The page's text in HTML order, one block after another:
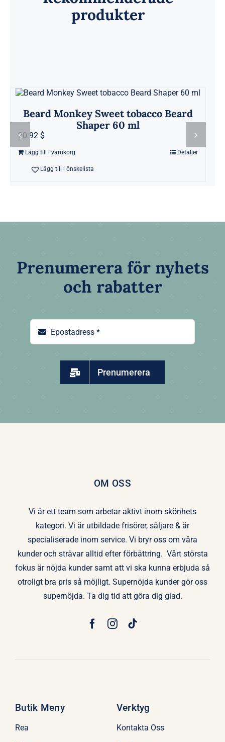
produkter
Beard Monkey Sweet tobacco Beard
Shaper 60 ml
20.92 $
Lägg till i varukorg Detaljer
Lägg till i önskelista
Prenumerera för nyhets
och rabatter
Prenumerera
OM OSS
Vi är ett team som arbetar aktivt inom skönhets
kategori. Vi är utbildade frisörer, säljare & är
specialiserade inom service. Vi bryr oss om våra
kunder och strävar alltid efter förbättring. Vårt största
fokus är nöjda kunder samt att vi ska kunna erbjuda så
otroligt bra pris så möjligt. Supernöjda kunder gör oss
supernöjda. Ta dig tid att göra dig glad.
Butik Meny
Rea
Verktyg
Kontakta Oss